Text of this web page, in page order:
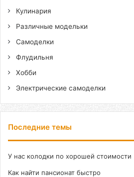
Кулинария
Различные модельки
Самоделки
Флудильня
Хобби
Электрические самоделки
Последние темы
У нас колодки по хорошей стоимости
Как найти пансионат быстро